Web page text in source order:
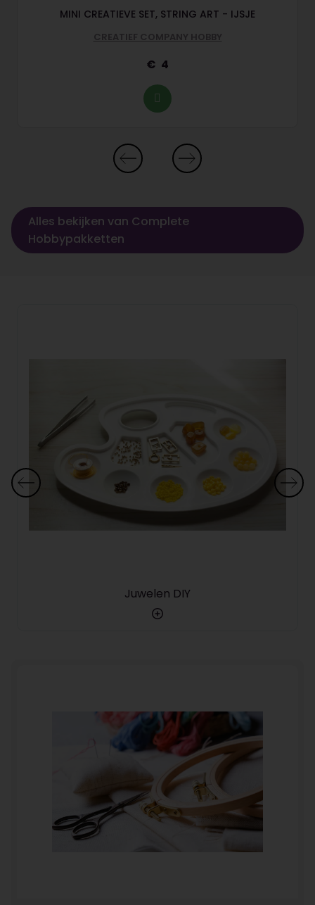
MINI CREATIEVE SET, STRING ART - IJSJE
CREATIEF COMPANY HOBBY
4
Alles bekijken van Complete
Hobbypakketten
Juwelen DIY